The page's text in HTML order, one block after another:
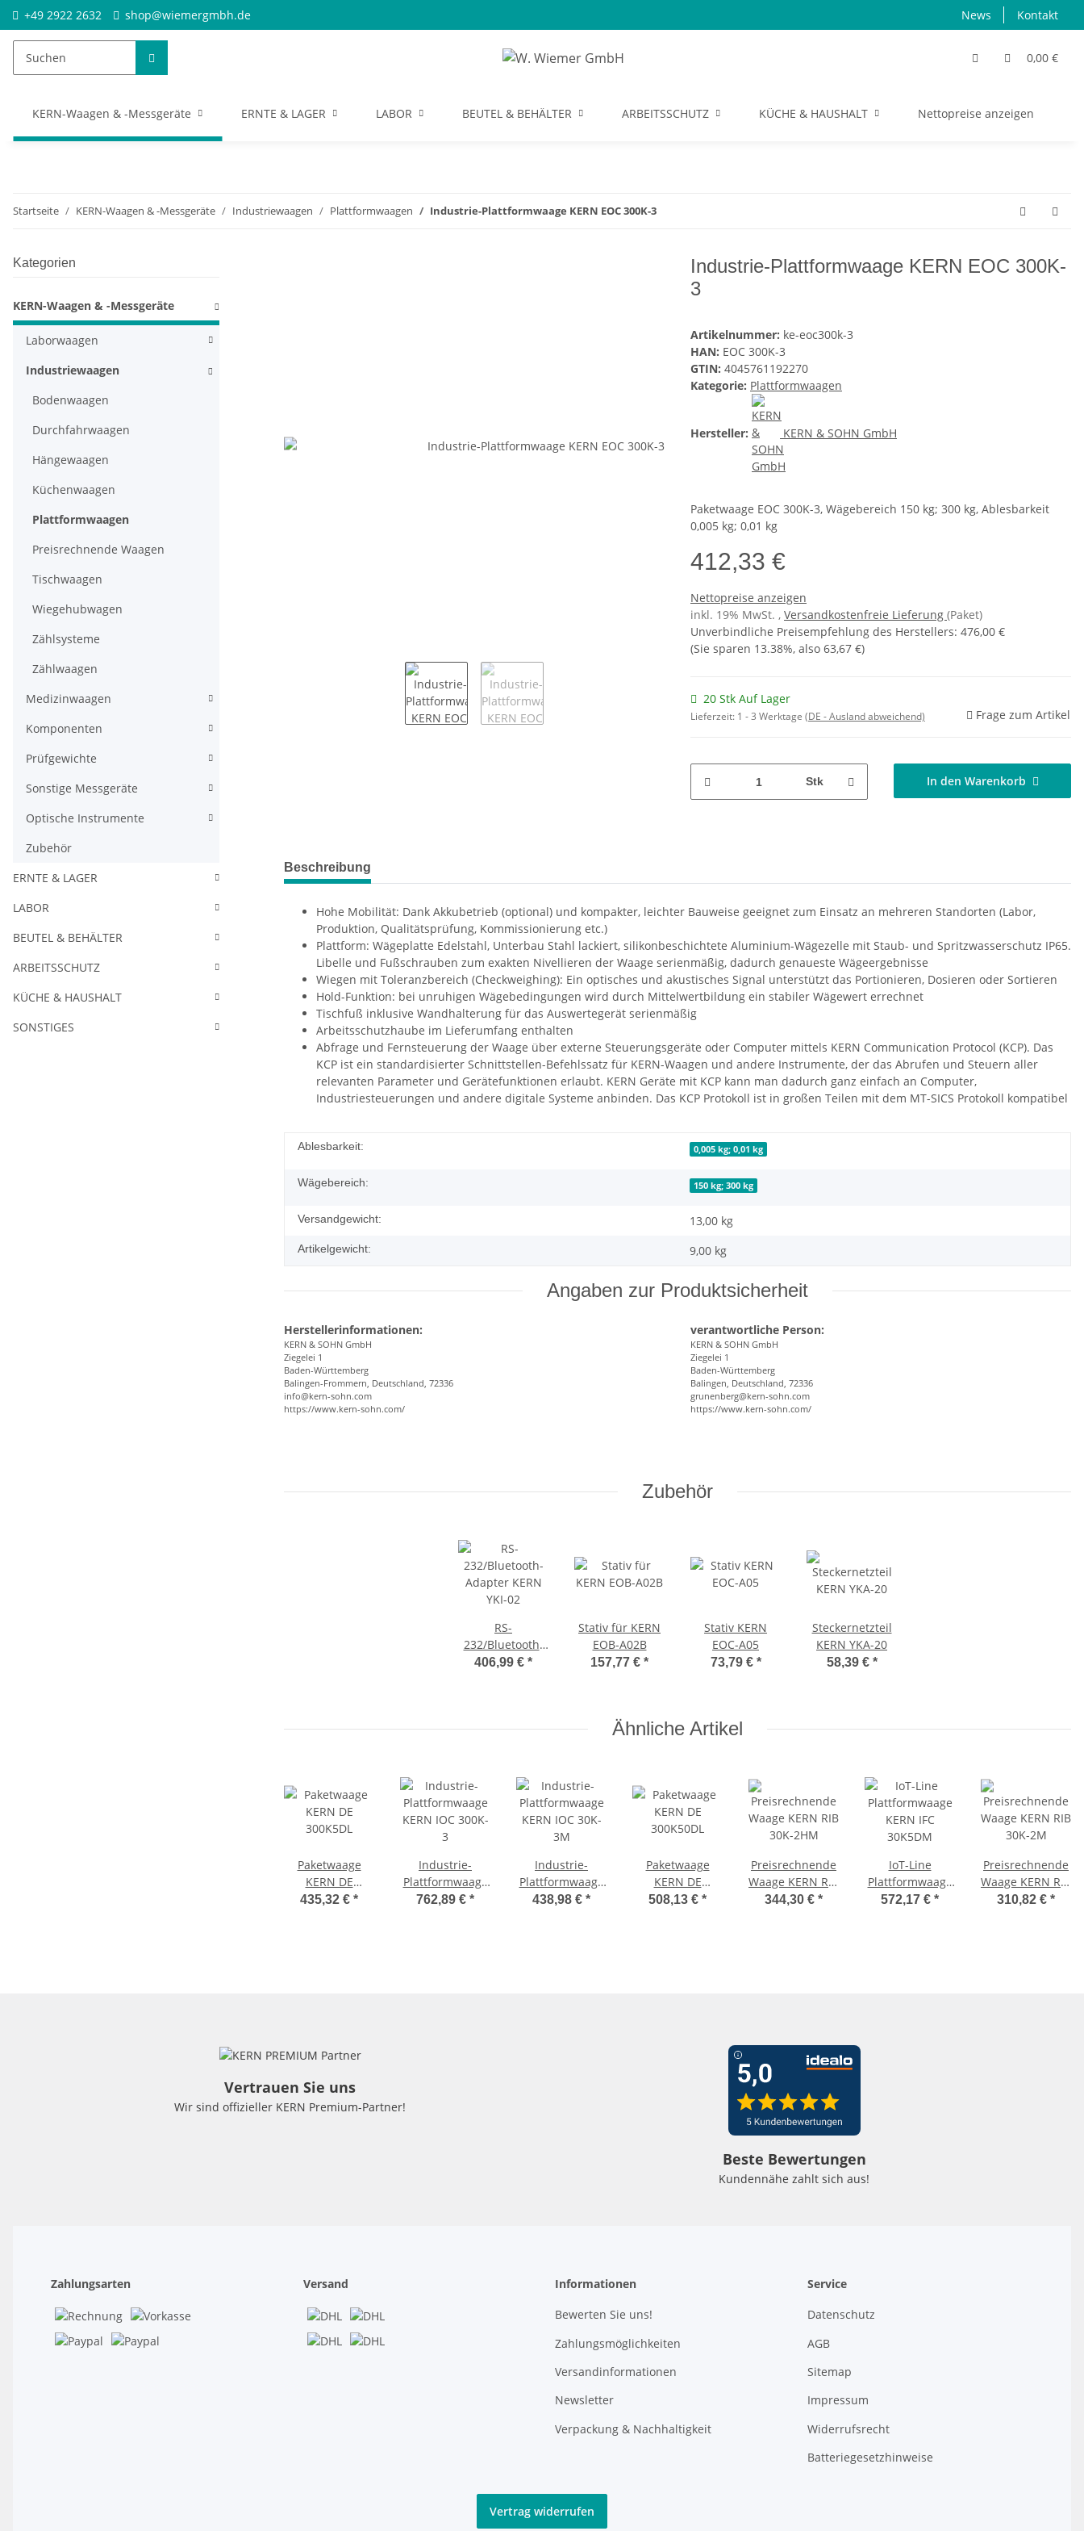
+49 2922 2632 shop@wiemergmbh.de News Kontakt
0,00 €
KERN-Waagen & -Messgeräte ERNTE & LAGER LABOR BEUTEL & BEHÄLTER ARBEITSSCHUTZ KÜCHE & HAUSHALT Nettopreise anzeigen
Startseite KERN-Waagen & -Messgeräte Industriewaagen Plattformwaagen Industrie-Plattformwaage KERN EOC 300K-3
Industrie-Plattformwaage KERN EOC 300K-
3
Artikelnummer: ke-eoc300k-3
HAN: EOC 300K-3
GTIN: 4045761192270
Kategorie: Plattformwaagen
Hersteller: KERN & SOHN GmbH
Paketwaage EOC 300K-3, Wägebereich 150 kg; 300 kg, Ablesbarkeit
0,005 kg; 0,01 kg
412,33 €
Nettopreise anzeigen
inkl. 19% MwSt. , Versandkostenfreie Lieferung (Paket)
Unverbindliche Preisempfehlung des Herstellers: 476,00 €
(Sie sparen 13.38%, also 63,67 €)
20 Stk Auf Lager
Lieferzeit: 1 - 3 Werktage (DE - Ausland abweichend) Frage zum Artikel
Stk In den Warenkorb
Beschreibung
Hohe Mobilität: Dank Akkubetrieb (optional) und kompakter, leichter Bauweise geeignet zum Einsatz an mehreren Standorten (Labor,
Produktion, Qualitätsprüfung, Kommissionierung etc.)
Plattform: Wägeplatte Edelstahl, Unterbau Stahl lackiert, silikonbeschichtete Aluminium-Wägezelle mit Staub- und Spritzwasserschutz IP65.
Libelle und Fußschrauben zum exakten Nivellieren der Waage serienmäßig, dadurch genaueste Wägeergebnisse
Wiegen mit Toleranzbereich (Checkweighing): Ein optisches und akustisches Signal unterstützt das Portionieren, Dosieren oder Sortieren
Hold-Funktion: bei unruhigen Wägebedingungen wird durch Mittelwertbildung ein stabiler Wägewert errechnet
Tischfuß inklusive Wandhalterung für das Auswertegerät serienmäßig
Arbeitsschutzhaube im Lieferumfang enthalten
Abfrage und Fernsteuerung der Waage über externe Steuerungsgeräte oder Computer mittels KERN Communication Protocol (KCP). Das
KCP ist ein standardisierter Schnittstellen-Befehlssatz für KERN-Waagen und andere Instrumente, der das Abrufen und Steuern aller
relevanten Parameter und Gerätefunktionen erlaubt. KERN Geräte mit KCP kann man dadurch ganz einfach an Computer,
Industriesteuerungen und andere digitale Systeme anbinden. Das KCP Protokoll ist in großen Teilen mit dem MT-SICS Protokoll kompatibel
Ablesbarkeit: 0,005 kg; 0,01 kg
Wägebereich: 150 kg; 300 kg
Versandgewicht: 13,00 kg
Artikelgewicht: 9,00 kg
Angaben zur Produktsicherheit
Herstellerinformationen:
KERN & SOHN GmbH
Ziegelei 1
Baden-Württemberg
Balingen-Frommern, Deutschland, 72336
info@kern-sohn.com
https://www.kern-sohn.com/
verantwortliche Person:
KERN & SOHN GmbH
Ziegelei 1
Baden-Württemberg
Balingen, Deutschland, 72336
grunenberg@kern-sohn.com
https://www.kern-sohn.com/
Zubehör
RS-
232/Bluetooth-
Adapter KERN
406,99 € *
Stativ für KERN
EOB-A02B
157,77 € *
Stativ KERN
EOC-A05
73,79 € *
Steckernetzteil
KERN YKA-20
58,39 € *
Ähnliche Artikel
Paketwaage
KERN DE
300K5DL
435,32 € *
Industrie-
Plattformwaage
KERN IOC 300K-
762,89 € *
Industrie-
Plattformwaage
KERN IOC 30K-
438,98 € *
Paketwaage
KERN DE
300K50DL
508,13 € *
Preisrechnende
Waage KERN RIB
30K-2HM
344,30 € *
IoT-Line
Plattformwaage
KERN IFC
572,17 € *
Preisrechnende
Waage KERN RIB
30K-2M
310,82 € *
Kategorien
KERN-Waagen & -Messgeräte
Laborwaagen
Industriewaagen
Bodenwaagen
Durchfahrwaagen
Hängewaagen
Küchenwaagen
Plattformwaagen
Preisrechnende Waagen
Tischwaagen
Wiegehubwagen
Zählsysteme
Zählwaagen
Medizinwaagen
Komponenten
Prüfgewichte
Sonstige Messgeräte
Optische Instrumente
Zubehör
ERNTE & LAGER
LABOR
BEUTEL & BEHÄLTER
ARBEITSSCHUTZ
KÜCHE & HAUSHALT
SONSTIGES
Vertrauen Sie uns
Wir sind offizieller KERN Premium-Partner!
Beste Bewertungen
Kundennähe zahlt sich aus!
Zahlungsarten Versand Informationen
Bewerten Sie uns!
Zahlungsmöglichkeiten
Versandinformationen
Newsletter
Verpackung & Nachhaltigkeit
Service
Datenschutz
AGB
Sitemap
Impressum
Widerrufsrecht
Batteriegesetzhinweise
Vertrag widerrufen